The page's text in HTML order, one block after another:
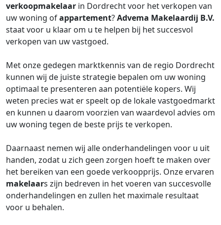
verkoopmakelaar in Dordrecht voor het verkopen van
uw woning ofappartement?Advema Makelaardij B.V.
staat voor u klaar om u te helpen bij het succesvol
verkopen van uw vastgoed.
Met onze gedegen marktkennis van de regio Dordrecht
kunnen wij de juiste strategie bepalen om uw woning
optimaal te presenteren aan potentiële kopers. Wij
weten precies wat er speelt op de lokale vastgoedmarkt
en kunnen u daarom voorzien van waardevol advies om
uw woning tegen de beste prijs te verkopen.
Daarnaast nemen wij alle onderhandelingen voor u uit
handen, zodat u zich geen zorgen hoeft te maken over
het bereiken van een goede verkoopprijs. Onze ervaren
makelaars zijn bedreven in het voeren van succesvolle
onderhandelingen en zullen het maximale resultaat
voor u behalen.